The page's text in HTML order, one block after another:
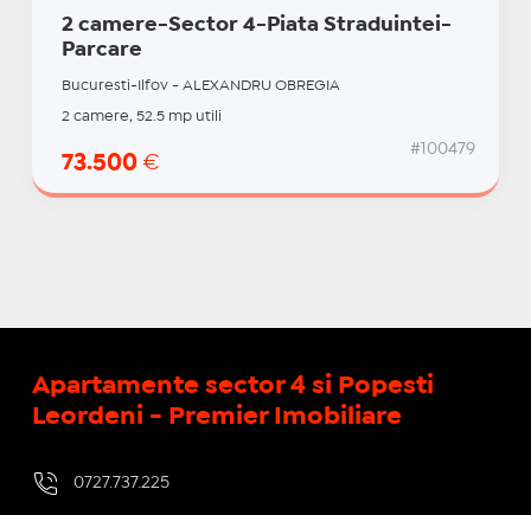
2 camere-Sector 4-Piata Straduintei-
Parcare
Bucuresti-Ilfov - ALEXANDRU OBREGIA
2 camere, 52.5 mp utili
73.500 €
#100479
Apartamente sector 4 si Popesti
Leordeni - Premier Imobiliare
0727.737.225